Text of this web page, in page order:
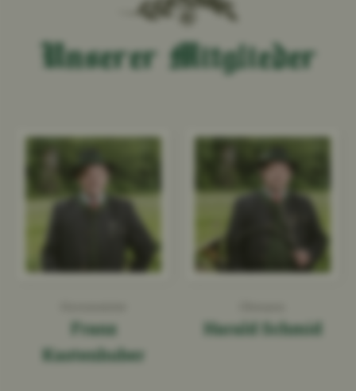
Unserer Mitglieder
Franz
Kastenhuber
Harald Schmid